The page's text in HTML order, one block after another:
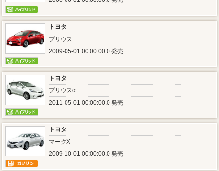
トヨタ
プリウス
2009-05-01 00:00:00.0 発売
トヨタ
プリウスα
2011-05-01 00:00:00.0 発売
トヨタ
マークX
2009-10-01 00:00:00.0 発売